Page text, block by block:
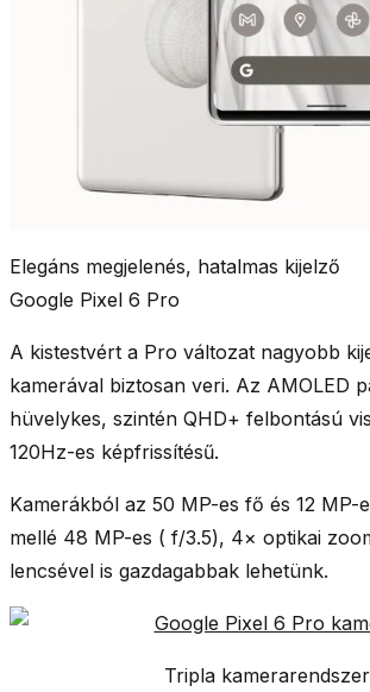
Elegáns megjelenés, hatalmas kijelző
Google Pixel 6 Pro
A kistestvért a Pro változat nagyobb
kamerával biztosan veri. Az AMOLED
hüvelykes, szintén QHD+ felbontású
120Hz-es képfrissítésű.
Kamerákból az 50 MP-es fő és 12 MP-
mellé 48 MP-es ( f/3.5), 4× optikai
lencsével is gazdagabbak lehetünk.
Tripla kamerarendszer